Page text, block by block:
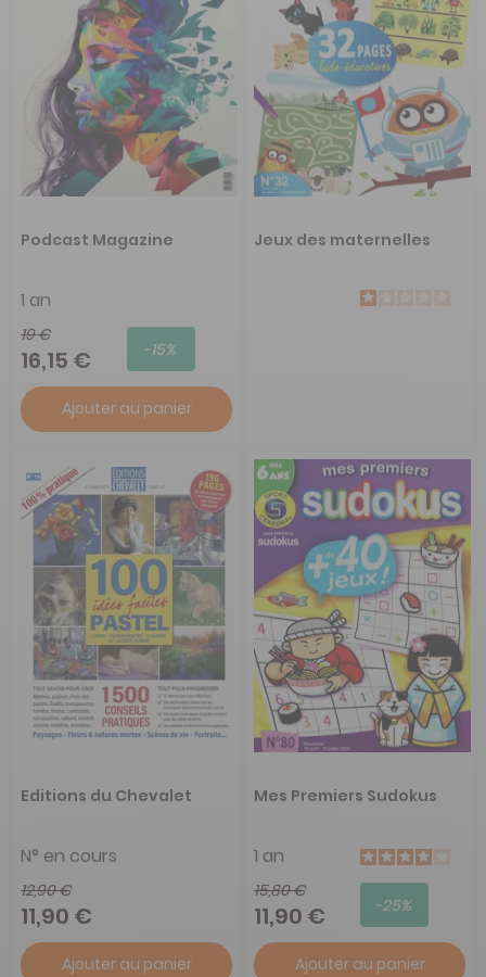
Podcast Magazine
1 an
19 €
16,15 € -15%
Ajouter au panier
Jeux des maternelles
Editions du Chevalet
N° en cours
12,90 €
11,90 €
Ajouter au panier
Mes Premiers Sudokus
1 an
15,80 €
11,90 € -25%
Ajouter au panier